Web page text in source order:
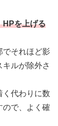
HPを上げる
でそれほど影
ルが除外さ
く代わりに数
ので、よく確